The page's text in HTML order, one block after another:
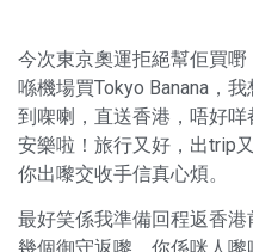
今次東京奧運拒絕幫佢買
喺機場買Tokyo Banana，
到㗎喇，直送香港，唔好
安樂啦！旅行又好，出trip
你出嚟交收手信真心煩。
最好笑係我準備回程返香